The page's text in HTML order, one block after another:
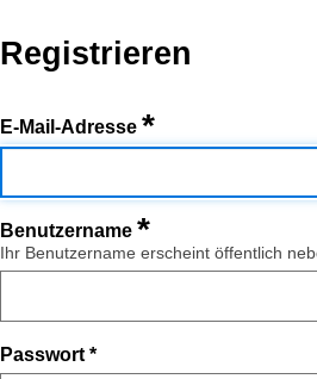
Registrieren
E-Mail-Adresse *
Benutzername *
Ihr Benutzername erscheint öffentlich
Passwort *